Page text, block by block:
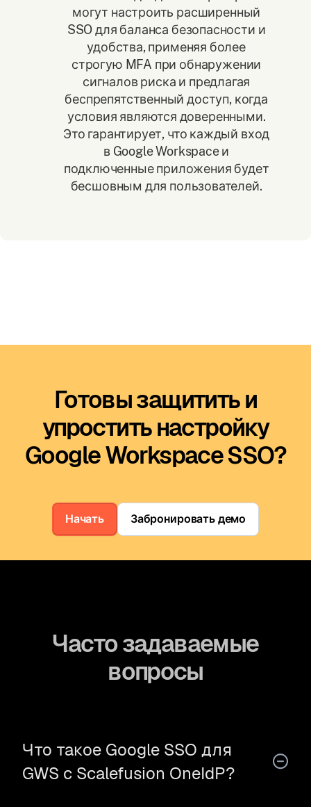
могут настроить расширенный
SSO для баланса безопасности и
удобства, применяя более
строгую MFA при обнаружении
сигналов риска и предлагая
беспрепятственный доступ, когда
условия являются доверенными.
Это гарантирует, что каждый вход
в Google Workspace и
подключенные приложения будет
бесшовным для пользователей.
Готовы защитить и
упростить настройку
Google Workspace SSO?
Начать Забронировать демо
Часто задаваемые
вопросы
Что такое Google SSO для
GWS с Scalefusion OneIdP?